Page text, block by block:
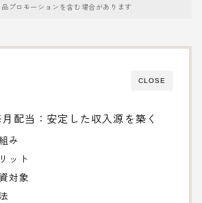
プロモーションを含む場合があります
CLOSE
配当：安定した収入源を築く
み
ット
対象